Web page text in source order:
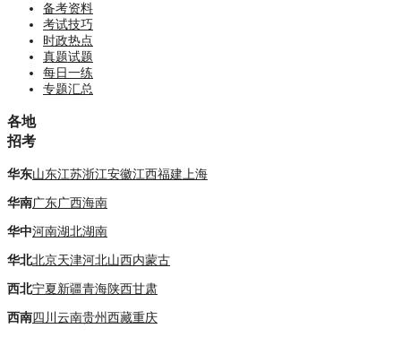
备考资料
考试技巧
时政热点
真题试题
每日一练
专题汇总
各地
招考
华东山东江苏浙江安徽江西福建 上海
华南广东广西海南
华中河南湖北湖南
华北北京天津河北山西内蒙古
西北宁夏新疆青海陕西甘肃
西南四川 云南贵州西藏重庆